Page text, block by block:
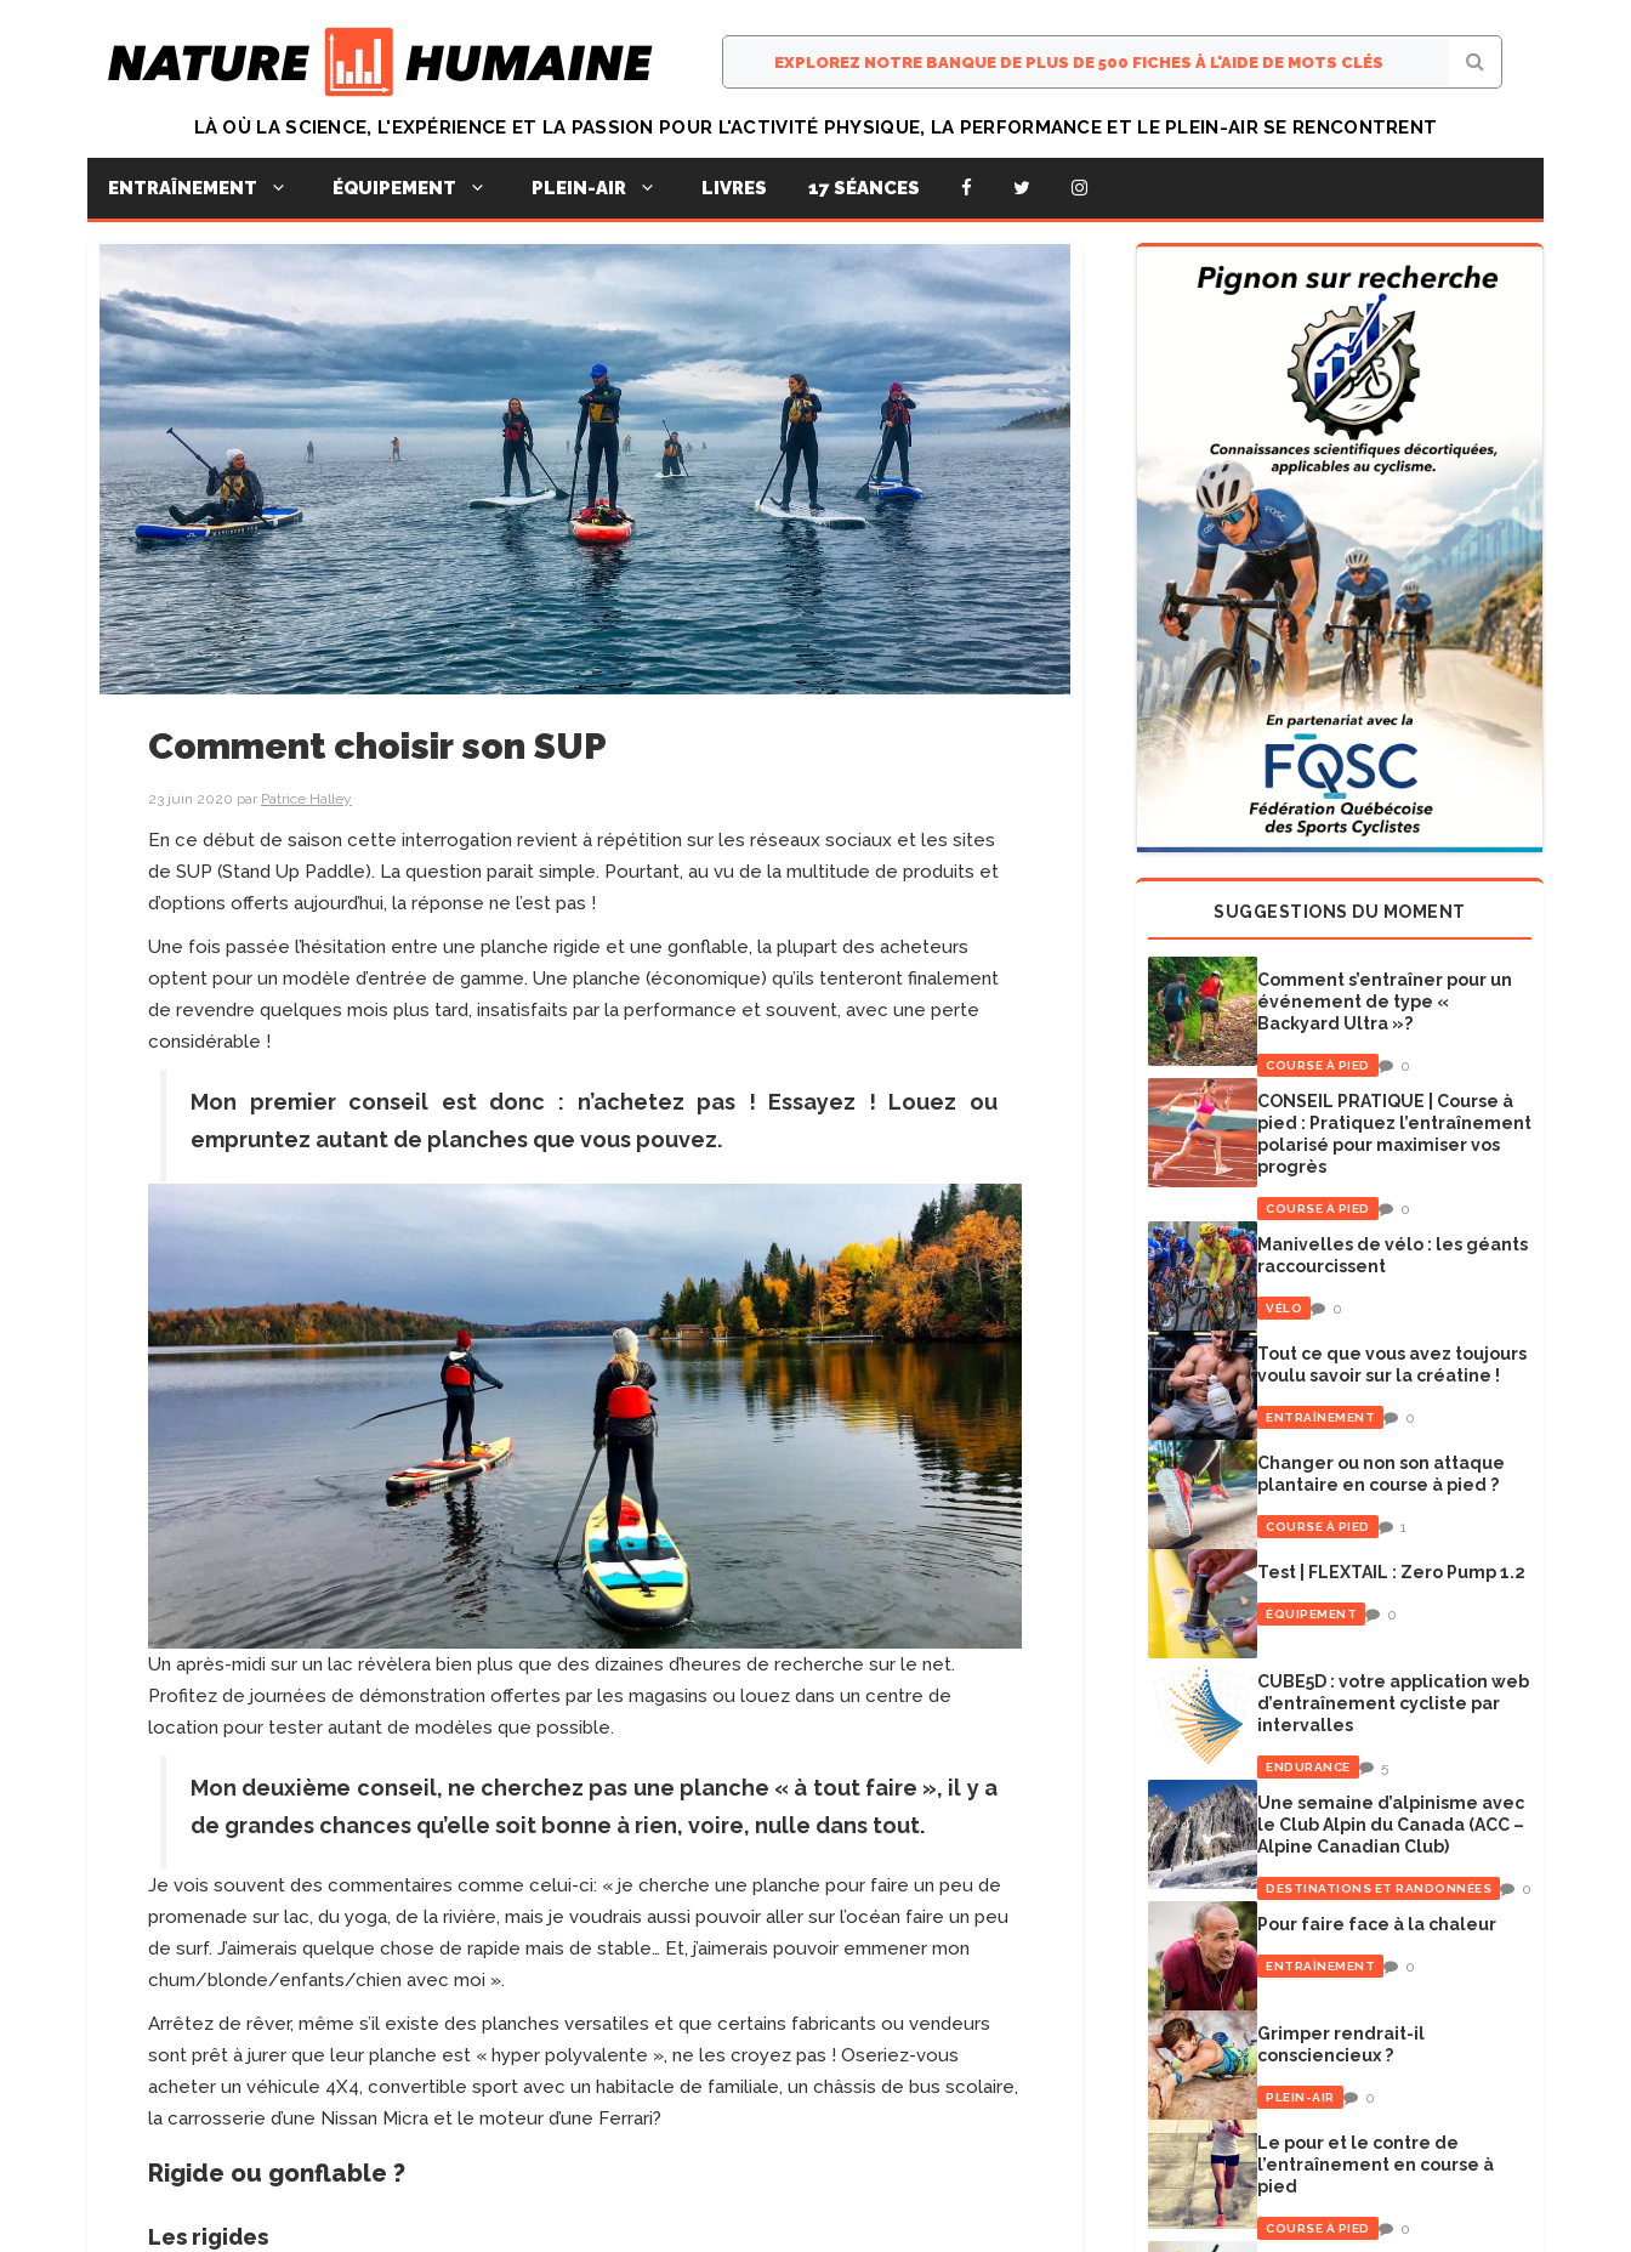
LÀ OÙ LA SCIENCE, L'EXPÉRIENCE ET LA PASSION POUR L'ACTIVITÉ PHYSIQUE, LA PERFORMANCE ET LE PLEIN-AIR SE RENCONTRENT
ENTRAÎNEMENT ÉQUIPEMENT PLEIN-AIR LIVRES 17 SÉANCES
Comment choisir son SUP
23 juin 2020 par Patrice Halley
En ce début de saison cette interrogation revient à répétition sur les réseaux sociaux et les sites
de SUP (Stand Up Paddle). La question parait simple. Pourtant, au vu de la multitude de produits et
d’options offerts aujourd’hui, la réponse ne l’est pas !
Une fois passée l’hésitation entre une planche rigide et une gonflable, la plupart des acheteurs
optent pour un modèle d’entrée de gamme. Une planche (économique) qu’ils tenteront finalement
de revendre quelques mois plus tard, insatisfaits par la performance et souvent, avec une perte
considérable !
Mon premier conseil est donc : n’achetez pas ! Essayez ! Louez ou
empruntez autant de planches que vous pouvez.
Un après-midi sur un lac révèlera bien plus que des dizaines d’heures de recherche sur le net.
Profitez de journées de démonstration offertes par les magasins ou louez dans un centre de
location pour tester autant de modèles que possible.
Mon deuxième conseil, ne cherchez pas une planche « à tout faire », il y a
de grandes chances qu’elle soit bonne à rien, voire, nulle dans tout.
Je vois souvent des commentaires comme celui-ci: « je cherche une planche pour faire un peu de
promenade sur lac, du yoga, de la rivière, mais je voudrais aussi pouvoir aller sur l’océan faire un peu
de surf. J’aimerais quelque chose de rapide mais de stable… Et, j’aimerais pouvoir emmener mon
chum/blonde/enfants/chien avec moi ».
Arrêtez de rêver, même s’il existe des planches versatiles et que certains fabricants ou vendeurs
sont prêt à jurer que leur planche est « hyper polyvalente », ne les croyez pas ! Oseriez-vous
acheter un véhicule 4X4, convertible sport avec un habitacle de familiale, un châssis de bus scolaire,
la carrosserie d’une Nissan Micra et le moteur d’une Ferrari?
Rigide ou gonflable ?
Les rigides
SUGGESTIONS DU MOMENT
Comment s’entraîner pour un
événement de type «
Backyard Ultra »?
COURSE À PIED 0
CONSEIL PRATIQUE | Course à
pied : Pratiquez l’entraînement
polarisé pour maximiser vos
progrès
COURSE À PIED 0
Manivelles de vélo : les géants
raccourcissent
VÉLO 0
Tout ce que vous avez toujours
voulu savoir sur la créatine !
ENTRAÎNEMENT 0
Changer ou non son attaque
plantaire en course à pied ?
COURSE À PIED 1
Test | FLEXTAIL : Zero Pump 1.2
ÉQUIPEMENT 0
CUBE5D : votre application web
d’entraînement cycliste par
intervalles
ENDURANCE 5
Une semaine d’alpinisme avec
le Club Alpin du Canada (ACC –
Alpine Canadian Club)
DESTINATIONS ET RANDONNÉES 0
Pour faire face à la chaleur
ENTRAÎNEMENT 0
Grimper rendrait-il
consciencieux ?
PLEIN-AIR 0
Le pour et le contre de
l’entraînement en course à
pied
COURSE À PIED 0